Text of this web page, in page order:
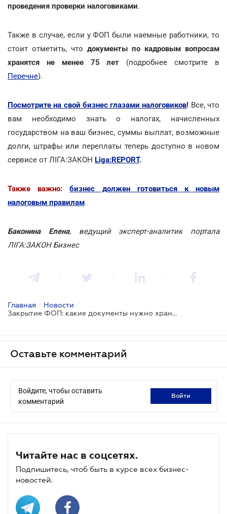
проведения проверки налоговиками.
Также в случае, если у ФОП были наемные работники, то
стоит отметить, что документы по кадровым вопросам
хранятся не менее 75 лет (подробнее смотрите в
Перечне).
Посмотрите на свой бизнес глазами налоговиков! Все, что
вам необходимо знать о налогах, начисленных
государством на ваш бизнес, суммы выплат, возможные
долги, штрафы или переплаты теперь доступно в новом
сервисе от ЛІГА:ЗАКОН Liga:REPORT.
Также важно:
бизнес должен готовиться к новым
налоговым правилам
Баконина Елена, ведущий эксперт-аналитик портала
ЛІГА:ЗАКОН Бизнес
Главная / Новости /
Закрытие ФОП: какие документы нужно хранить до проведения налоговой проверки
Оставьте комментарий
Войдите, чтобы оставить
комментарий
войти
Читайте нас в соцсетях.
Подпишитесь, чтоб быть в курсе всех бизнес-
новостей.